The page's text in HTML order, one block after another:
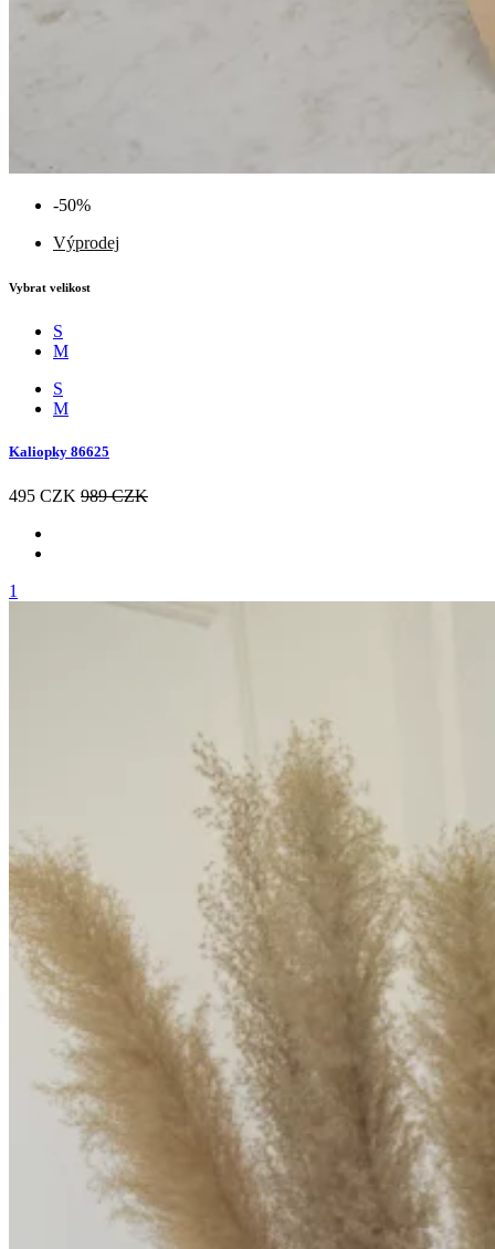
-50%
Výprodej
Vybrat velikost
S
M
S
M
Kaliopky 86625
495 CZK 989 CZK
1